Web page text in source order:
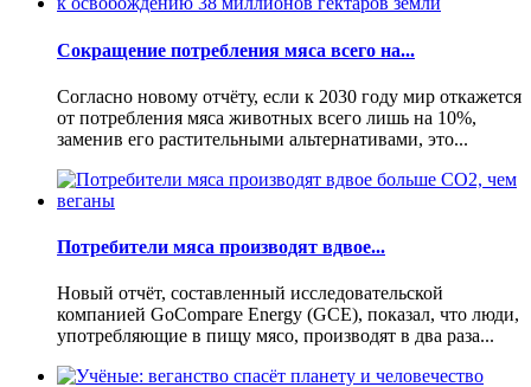
Сокращение потребления мяса всего на...
Согласно новому отчёту, если к 2030 году мир откажется
от потребления мяса животных всего лишь на 10%,
заменив его растительными альтернативами, это...
Потребители мяса производят вдвое...
Новый отчёт, составленный исследовательской
компанией GoCompare Energy (GCE), показал, что люди,
употребляющие в пищу мясо, производят в два раза...